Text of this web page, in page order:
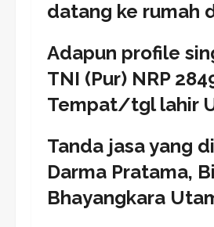
datang ke rumah
Adapun profile
TNI (Pur) NRP
Tempat/tgl lahir
Tanda jasa yang
Darma Pratama,
Bhayangkara